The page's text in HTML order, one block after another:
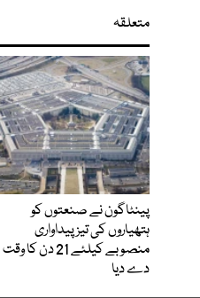
متعلقہ
پینٹاگون نے صنعتوں کو
ہتھیاروں کی تیز پیداواری
منصوبے کیلئے 21 دن کا وقت
دے دیا